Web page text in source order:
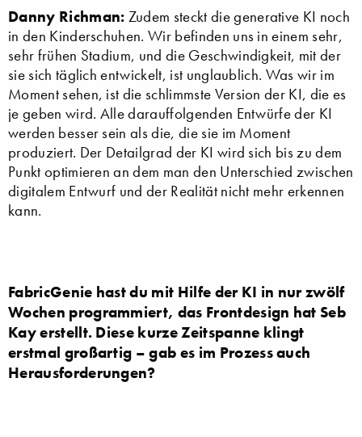
Danny Richman: Zudem steckt die generative KI noch
in den Kinderschuhen. Wir befinden uns in einem sehr,
sehr frühen Stadium, und die Geschwindigkeit, mit der
sie sich täglich entwickelt, ist unglaublich. Was wir im
Moment sehen, ist die schlimmste Version der KI, die es
je geben wird. Alle darauffolgenden Entwürfe der KI
werden besser sein als die, die sie im Moment
produziert. Der Detailgrad der KI wird sich bis zu dem
Punkt optimieren an dem man den Unterschied zwischen
digitalem Entwurf und der Realität nicht mehr erkennen
kann.
FabricGenie hast du mit Hilfe der KI in nur zwölf
Wochen programmiert, das Frontdesign hat Seb
Kay erstellt. Diese kurze Zeitspanne klingt
erstmal großartig – gab es im Prozess auch
Herausforderungen?